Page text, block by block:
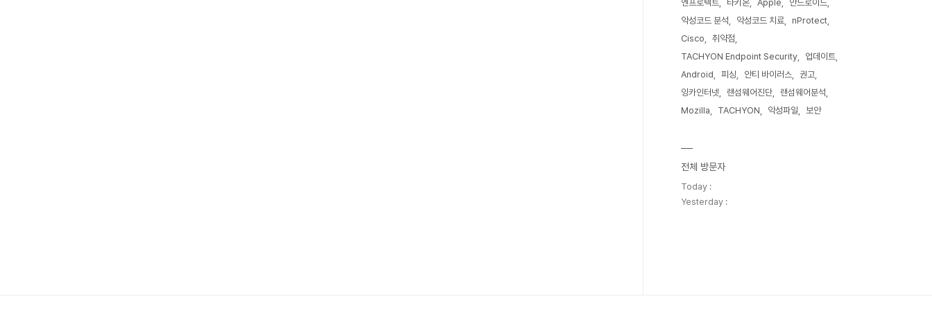
엔프로텍트 타키온 Apple
안드로이드
악성코드 분석
악성코드 치료
nProtect
Cisco
취약점
TACHYON Endpoint Security
업데이트
Android
피싱 안티 바이러스
권고
잉카인터넷
랜섬웨어진단
랜섬웨어분석
Mozilla
TACHYON 악성파일 보안
전체 방문자
Today :
Yesterday :